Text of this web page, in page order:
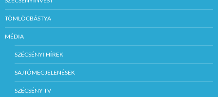
TÖMLÖCBÁSTYA
MÉDIA
SZÉCSÉNYI HÍREK
SAJTÓMEGJELENÉSEK
SZÉCSÉNY TV